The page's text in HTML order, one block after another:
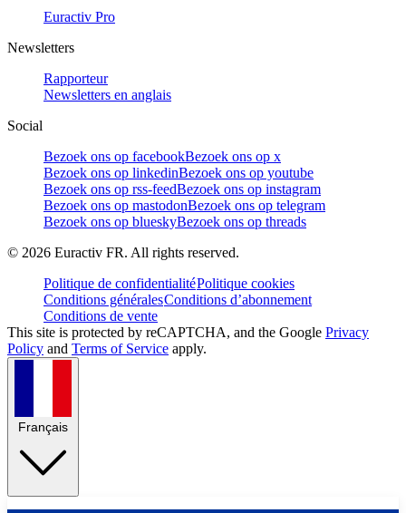
Euractiv Pro
Newsletters
Rapporteur
Newsletters en anglais
Social
Bezoek ons op facebookBezoek ons op x
Bezoek ons op linkedinBezoek ons op youtube
Bezoek ons op rss-feedBezoek ons op instagram
Bezoek ons op mastodonBezoek ons op telegram
Bezoek ons op blueskyBezoek ons op threads
© 2026 Euractiv FR. All rights reserved.
Politique de confidentialitéPolitique cookies
Conditions généralesConditions d’abonnement
Conditions de vente
This site is protected by reCAPTCHA, and the Google Privacy
Policy and Terms of Service apply.
Français